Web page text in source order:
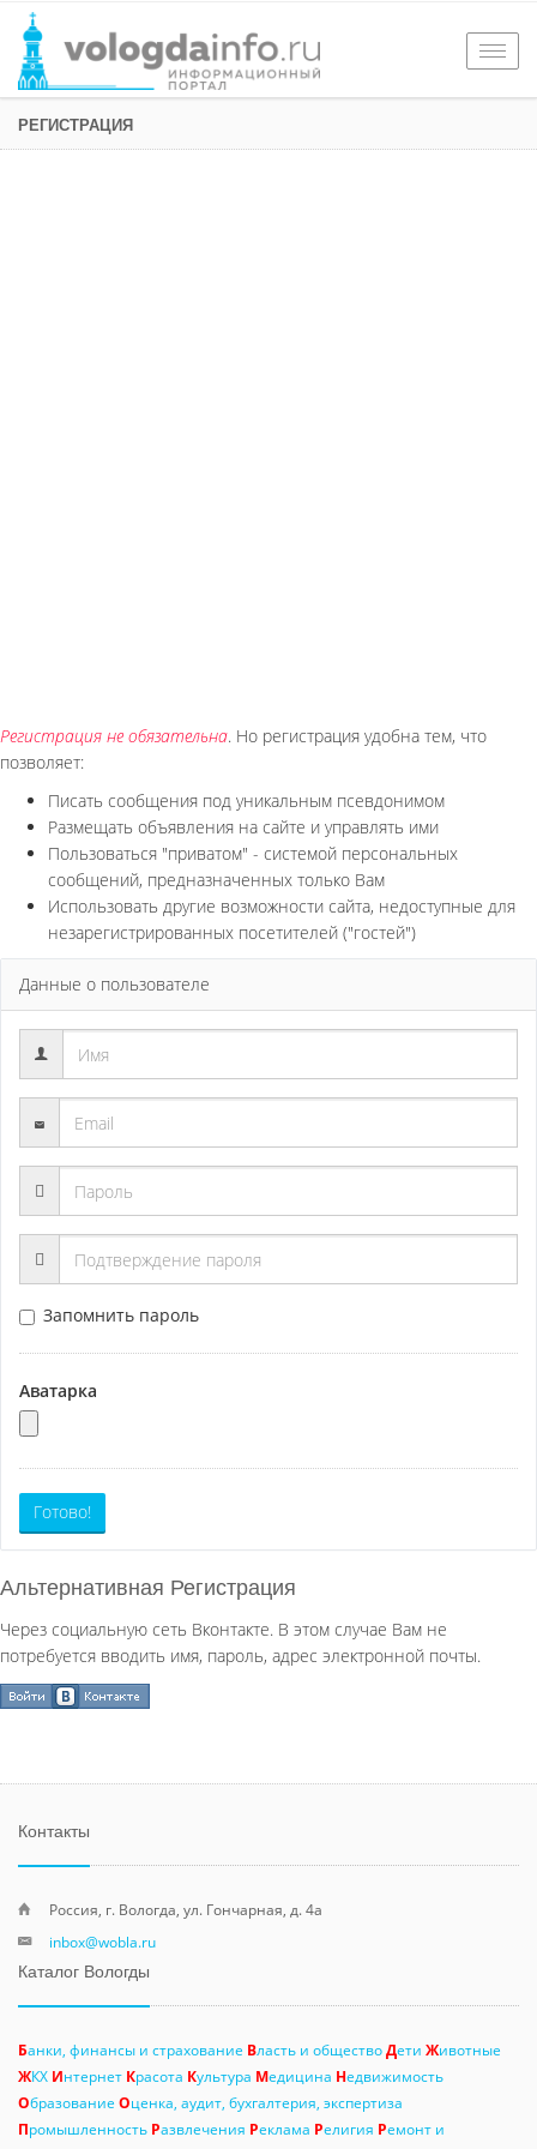
РЕГИСТРАЦИЯ
Регистрация не обязательна. Но регистрация удобна тем, что
позволяет:
Писать сообщения под уникальным псевдонимом
Размещать объявления на сайте и управлять ими
Пользоваться "приватом" - системой персональных
сообщений, предназначенных только Вам
Использовать другие возможности сайта, недоступные для
незарегистрированных посетителей ("гостей")
Данные о пользователе
Запомнить пароль
Аватарка
Готово!
Альтернативная Регистрация
Через социальную сеть Вконтакте. В этом случае Вам не
потребуется вводить имя, пароль, адрес электронной почты.
Контакты
Россия, г. Вологда, ул. Гончарная, д. 4а
inbox@wobla.ru
Каталог Вологды
Банки, финансы и страхование Власть и обществоДети Животные
ЖКХ Интернет Красота Культура Медицина Недвижимость
Образование Оценка, аудит, бухгалтерия, экспертиза
Промышленность Развлечения Реклама Религия Ремонт и